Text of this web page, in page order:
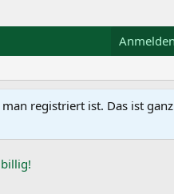
Anmelden
registriert ist. Das ist